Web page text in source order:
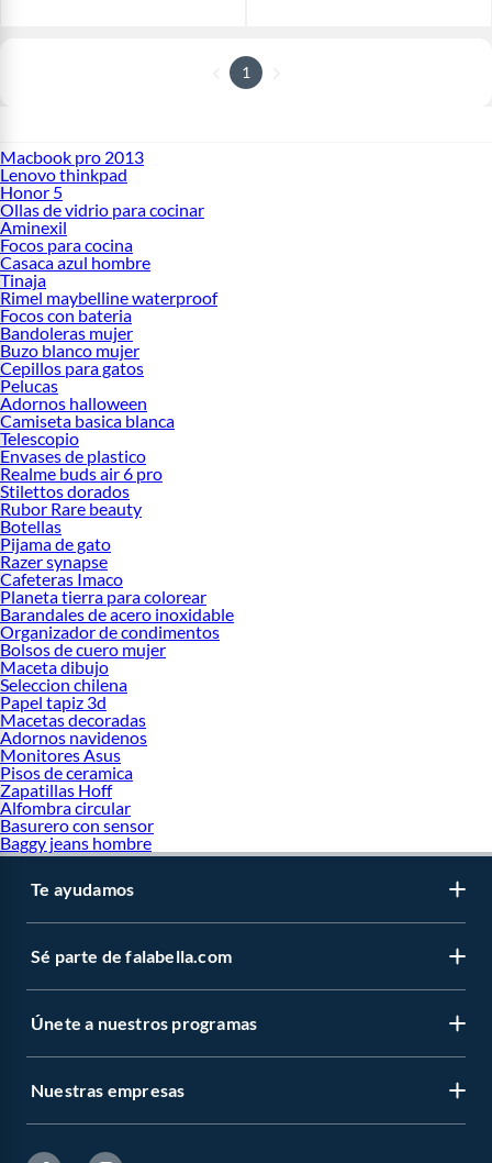
1
Macbook pro 2013
Lenovo thinkpad
Honor 5
Ollas de vidrio para cocinar
Aminexil
Focos para cocina
Casaca azul hombre
Tinaja
Rimel maybelline waterproof
Focos con bateria
Bandoleras mujer
Buzo blanco mujer
Cepillos para gatos
Pelucas
Adornos halloween
Camiseta basica blanca
Telescopio
Envases de plastico
Realme buds air 6 pro
Stilettos dorados
Rubor Rare beauty
Botellas
Pijama de gato
Razer synapse
Cafeteras Imaco
Planeta tierra para colorear
Barandales de acero inoxidable
Organizador de condimentos
Bolsos de cuero mujer
Maceta dibujo
Seleccion chilena
Papel tapiz 3d
Macetas decoradas
Adornos navidenos
Monitores Asus
Pisos de ceramica
Zapatillas Hoff
Alfombra circular
Basurero con sensor
Baggy jeans hombre
Te ayudamos
Sé parte de falabella.com
Únete a nuestros programas
Nuestras empresas